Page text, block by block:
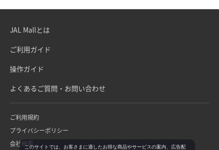
JAL Mallとは
ご利用ガイド
操作ガイド
よくあるご質問・お問い合わせ
ご利用規約
プライバシーポリシー
会社概要このサイトでは、お客さまに適したお得な商品やサービスの案内、広告配